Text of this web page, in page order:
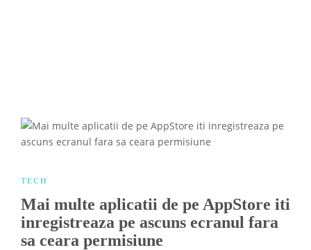
TECH
Mai multe aplicatii de pe AppStore iti
inregistreaza pe ascuns ecranul fara
sa ceara permisiune